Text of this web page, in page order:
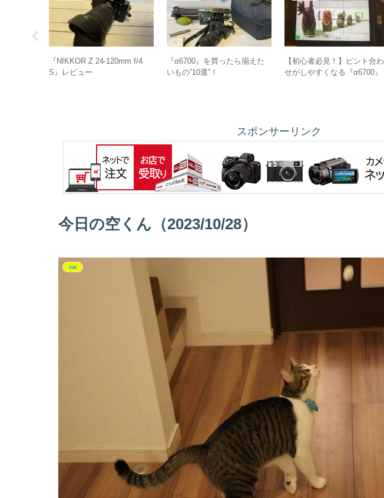
『NIKKOR Z 24-120mm f/4
S』レビュー
『α6700』を買ったら揃えた
いもの”10選”！
【初心者必見！】ピント合わ
せがしやすくなる『α6700』
スポンサーリンク
今日の空くん（2023/10/28）
cat